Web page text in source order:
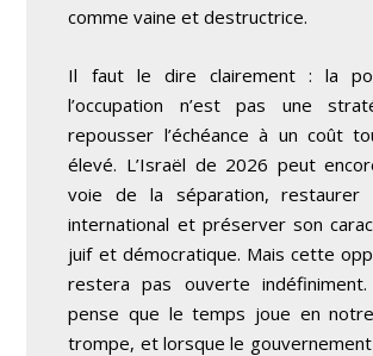
comme vaine et destructrice.
Il faut le dire clairement : la
l’occupation n’est pas une
repousser l’échéance à un coût
élevé. L’Israël de 2026 peut
voie de la séparation, restaurer
international et préserver son
juif et démocratique. Mais cette
restera pas ouverte indéfiniment.
pense que le temps joue en
trompe, et lorsque le gouvernement